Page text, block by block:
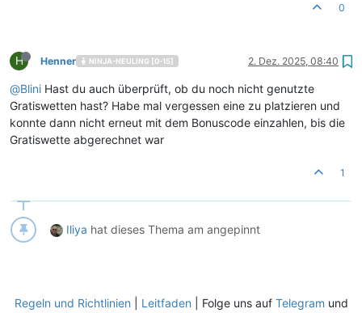
0
H Henner NINJA-NEULING [0-15] 2. Dez. 2025, 08:40
@Blini Hast du auch überprüft, ob du noch nicht genutzte
Gratiswetten hast? Habe mal vergessen eine zu platzieren und
konnte dann nicht erneut mit dem Bonuscode einzahlen, bis die
Gratiswette abgerechnet war
1
Iliya hat dieses Thema am angepinnt
Regeln und Richtlinien Leitfaden | Folge uns auf Telegram und